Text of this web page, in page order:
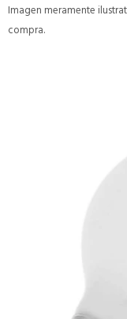
Imagen meramente
compra.